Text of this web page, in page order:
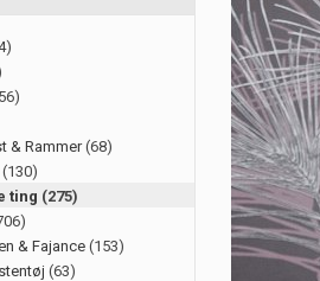
& Rammer(68)
(130)
ting (275)
& Fajance (153)
(63)